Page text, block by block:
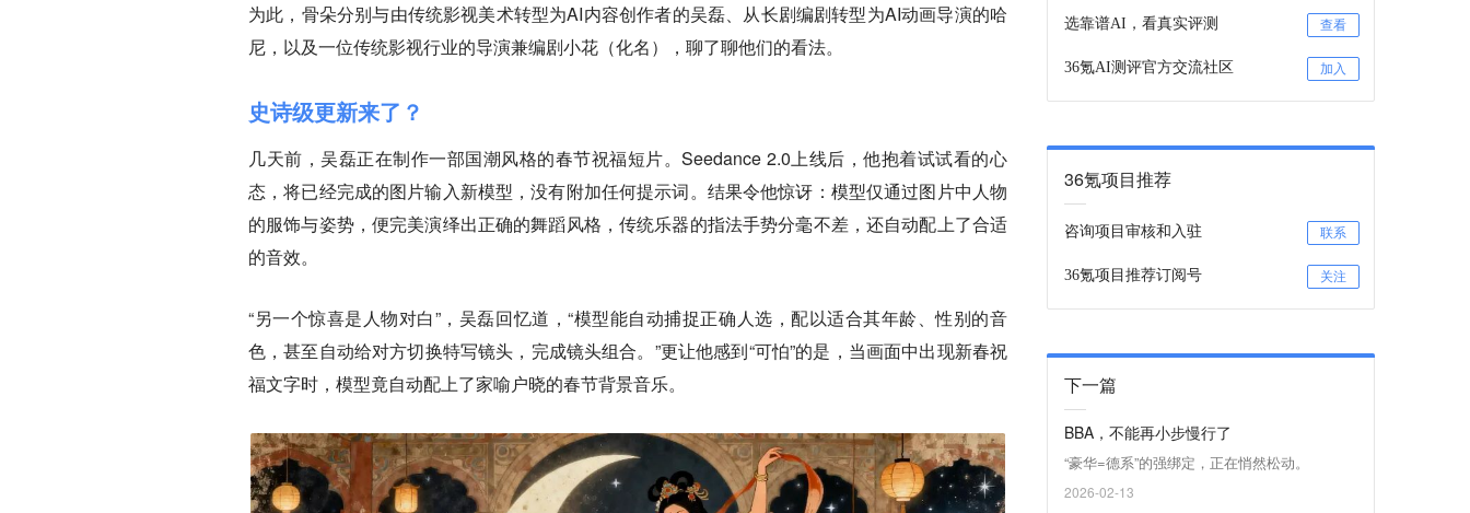
为此，骨朵分别与由传统影视美术转型为AI内容创作者的吴磊、从长剧编剧转型为AI动画导演的哈
尼，以及一位传统影视行业的导演兼编剧小花（化名），聊了聊他们的看法。
史诗级更新来了？
几天前，吴磊正在制作一部国潮风格的春节祝福短片。Seedance 2.0上线后，他抱着试试看的心
态，将已经完成的图片输入新模型，没有附加任何提示词。结果令他惊讶： 模型仅通过图片中人物
的服饰与姿势，便完美演绎出正确的舞蹈风格，传统乐器的指法手势分毫不差，还自动配上了合适
的音效。
“另一个惊喜是人物对白”，吴磊回忆道，“模型能自动捕捉正确人选，配以适合其年龄、性别的音
色，甚至自动给对方切换特写镜头，完成镜头组合。”更让他感到“可怕”的是，当画面中出现新春祝
福文字时，模型竟自动配上了家喻户晓的春节背景音乐。
选靠谱AI，看真实评测 查看
36氪AI测评官方交流社区 加入
36氪项目推荐
咨询项目审核和入驻 联系
36氪项目推荐订阅号 关注
下一篇
BBA，不能再小步慢行了
“豪华=德系”的强绑定，正在悄然松动。
2026-02-13